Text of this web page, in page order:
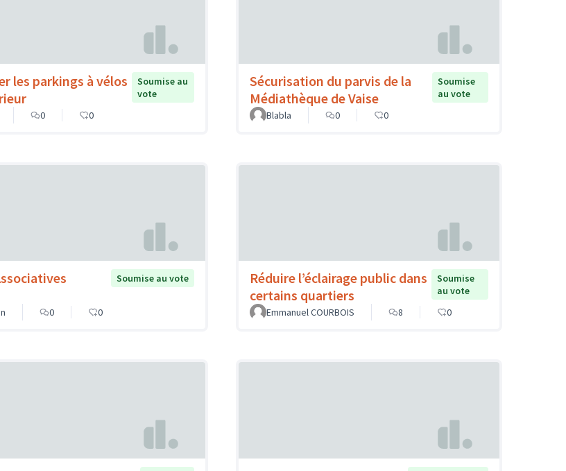
les parkings à vélos
Soumise au
vote
0 0
Sécurisation du parvis de la
Médiathèque de Vaise
Soumise
au vote
Blabla
0 0
Soumise au vote
0 0
Réduire l’éclairage public dans
certains quartiers
Soumise
au vote
Emmanuel COURBOIS
8 0